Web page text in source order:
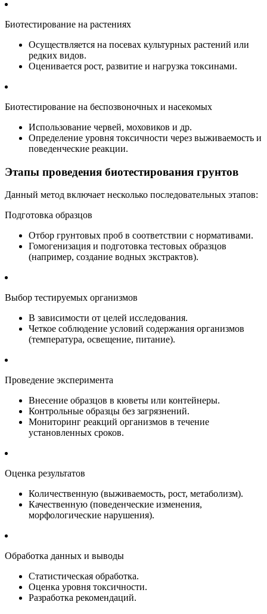
Биотестирование на растениях
Осуществляется на посевах культурных растений или
редких видов.
Оценивается рост, развитие и нагрузка токсинами.
Биотестирование на беспозвоночных и насекомых
Использование червей, моховиков и др.
Определение уровня токсичности через выживаемость и
поведенческие реакции.
Этапы проведения биотестирования грунтов
Данный метод включает несколько последовательных этапов:
Подготовка образцов
Отбор грунтовых проб в соответствии с нормативами.
Гомогенизация и подготовка тестовых образцов
(например, создание водных экстрактов).
Выбор тестируемых организмов
В зависимости от целей исследования.
Четкое соблюдение условий содержания организмов
(температура, освещение, питание).
Проведение эксперимента
Внесение образцов в кюветы или контейнеры.
Контрольные образцы без загрязнений.
Мониторинг реакций организмов в течение
установленных сроков.
Оценка результатов
Количественную (выживаемость, рост, метаболизм).
Качественную (поведенческие изменения,
морфологические нарушения).
Обработка данных и выводы
Статистическая обработка.
Оценка уровня токсичности.
Разработка рекомендаций.